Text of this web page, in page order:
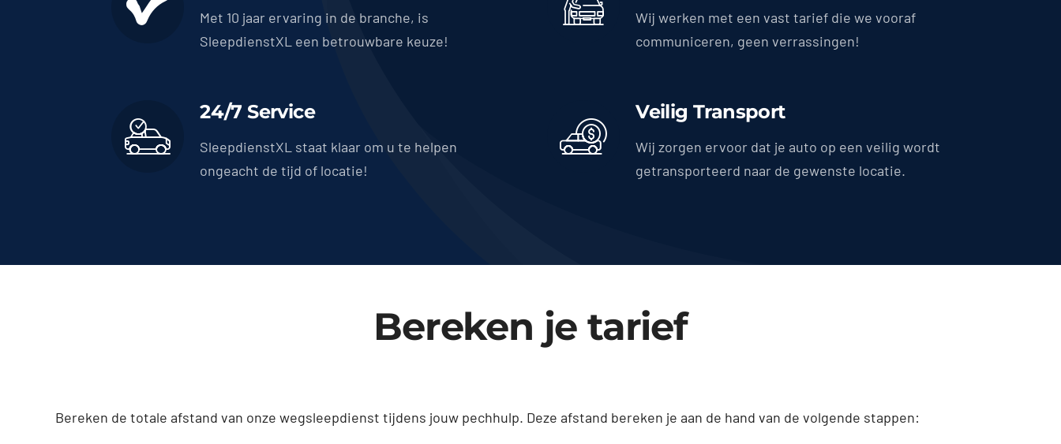
Met 10 jaar ervaring in de branche, is
SleepdienstXL een betrouwbare keuze!
24/7 Service
SleepdienstXL staat klaar om u te helpen
ongeacht de tijd of locatie!
Wij werken met een vast tarief die we vooraf
communiceren, geen verrassingen!
Veilig Transport
Wij zorgen ervoor dat je auto op een veilig wordt
getransporteerd naar de gewenste locatie.
Bereken je tarief
Bereken de totale afstand van onze wegsleepdienst tijdens jouw pechhulp. Deze afstand bereken je aan de hand van de volgende stappen: